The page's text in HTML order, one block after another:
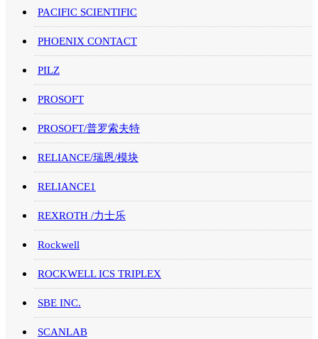
PACIFIC SCIENTIFIC
PHOENIX CONTACT
PILZ
PROSOFT
PROSOFT/普罗索夫特
RELIANCE/瑞恩/模块
RELIANCE1
REXROTH /力士乐
Rockwell
ROCKWELL ICS TRIPLEX
SBE INC.
SCANLAB